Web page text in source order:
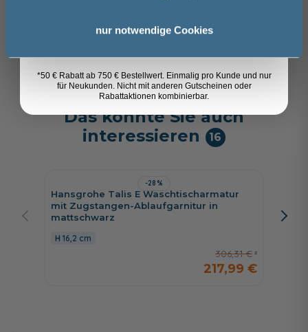
nur notwendige Cookies155,49 €
Das könnte Sie auch
interessieren
16
-28%
Hansgrohe Talis E Waschtischarmatur
mit Zugstangen-Ablaufgarnitur in
mattschwarz
16,2 cm
306,31 €
217,99 €
Anmelden
*50 € Rabatt ab 750 € Bestellwert. Einmalig pro Kunde und nur
für Neukunden. Nicht mit anderen Gutscheinen oder
Rabattaktionen kombinierbar.